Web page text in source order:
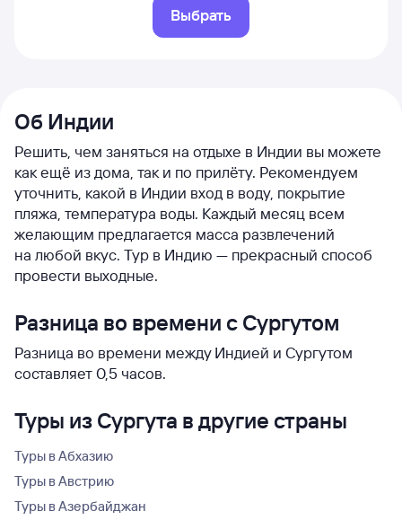
Выбрать
Об Индии
Решить, чем заняться на отдыхе в Индии вы можете
как ещё из дома, так и по прилёту. Рекомендуем
уточнить, какой в Индии вход в воду, покрытие
пляжа, температура воды. Каждый месяц всем
желающим предлагается масса развлечений
на любой вкус. Тур в Индию — прекрасный способ
провести выходные.
Разница во времени с Сургутом
Разница во времени между Индией и Сургутом
составляет 0,5 часов.
Туры из Сургута в другие страны
Туры в Абхазию
Туры в Австрию
Туры в Азербайджан